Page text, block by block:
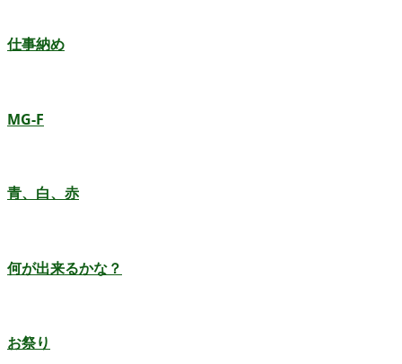
仕事納め
MG-F
青、白、赤
何が出来るかな？
お祭り